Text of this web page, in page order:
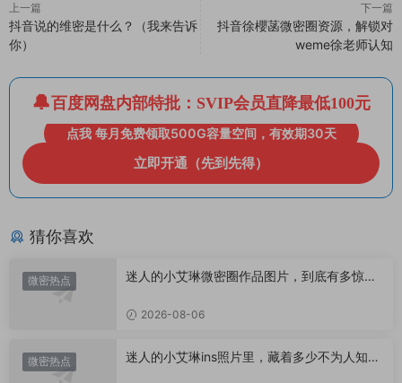
上一篇
抖音说的维密是什么？（我来告诉
你）
下一篇
抖音徐櫻菡微密圈资源，解锁对
weme徐老师认知
百度网盘内部特批：SVIP会员直降最低100元
点我 每月免费领取500G容量空间，有效期30天
立即开通（先到先得）
猜你喜欢
微密热点
迷人的小艾琳微密圈作品图片，到底有多惊
2026-08-06
微密热点
迷人的小艾琳ins照片里，藏着多少不为人知的